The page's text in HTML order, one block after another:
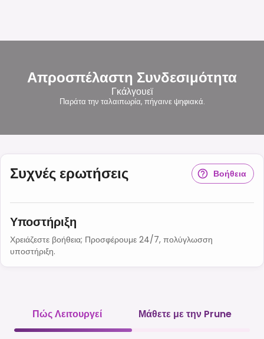
Απροσπέλαστη Συνδεσιμότητα
Γκάλγουεϊ
Παράτα την ταλαιπωρία, πήγαινε ψηφιακά.
Συχνές ερωτήσεις Βοήθεια
Υποστήριξη
Χρειάζεστε βοήθεια; Προσφέρουμε 24/7, πολύγλωσση
υποστήριξη.
Πώς Λειτουργεί Μάθετε με την Prune